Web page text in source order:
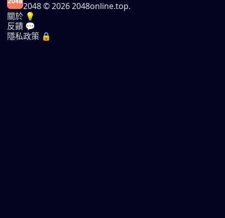
2048© 2026 2048online.top.
關於 💡
反饋 💬
隱私政策 🔒